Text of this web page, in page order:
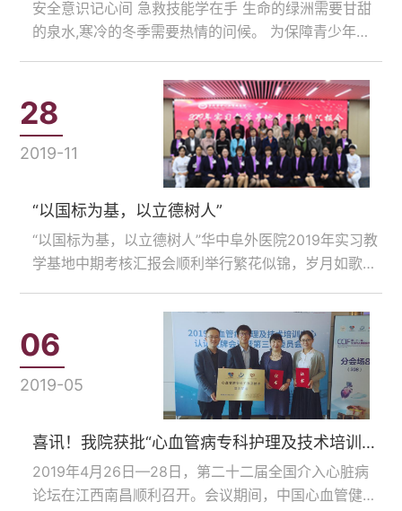
安全意识记心间 急救技能学在手 生命的绿洲需要甘甜
的泉水,寒冷的冬季需要热情的问候。 为保障青少年儿
阜外华中心血管病医院，组织“大河报小记者团”的孩子
及家长，开展安全知识和急救技能培训活动。小
记……...
28
2019-11
“以国标为基，以立德树人”
“以国标为基，以立德树人”华中阜外医院2019年实习教
学基地中期考核汇报会顺利举行繁花似锦，岁月如歌。
工作进行全面检阅，加强院校沟通，促进提升教学质
量，2019年11月19日上午，我院2019年实习教学基地
中……...
06
2019-05
喜讯！我院获批“心血管病专科护理及技术培训基地”
2019年4月26日—28日，第二十二届全国介入心脏病
论坛在江西南昌顺利召开。会议期间，中国心血管健康